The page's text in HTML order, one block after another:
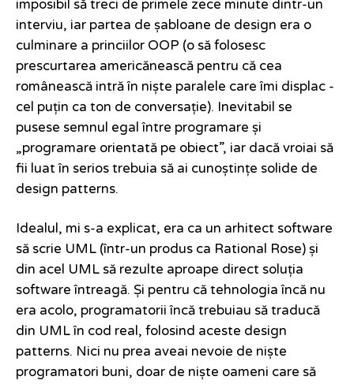
imposibil să treci de primele zece minute dintr-un
interviu, iar partea de șabloane de design era o
culminare a princiilor OOP (o să folosesc
prescurtarea americănească pentru că cea
românească intră în niște paralele care îmi displac -
cel puțin ca ton de conversație). Inevitabil se
pusese semnul egal între programare și
„programare orientată pe obiect”, iar dacă vroiai să
fii luat în serios trebuia să ai cunoștințe solide de
design patterns.
Idealul, mi s-a explicat, era ca un arhitect software
să scrie UML (într-un produs ca Rational Rose) și
din acel UML să rezulte aproape direct soluția
software întreagă. Și pentru că tehnologia încă nu
era acolo, programatorii încă trebuiau să traducă
din UML în cod real, folosind aceste design
patterns. Nici nu prea aveai nevoie de niște
programatori buni, doar de niște oameni care să